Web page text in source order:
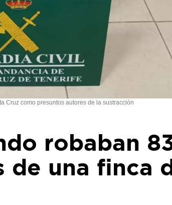
Cruz como presuntos autores de la sustracción
robaban
de una finca